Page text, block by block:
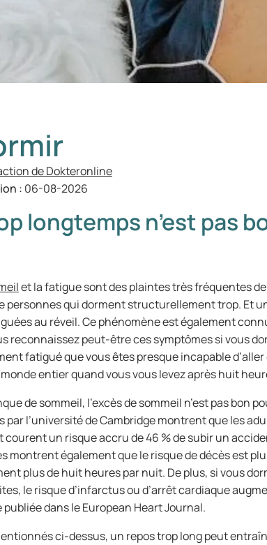
de Dokteronline
: 06-08-2026
longtemps n’est pas
et la fatigue sont des plaintes très fréquentes de
personnes qui dorment structurellement trop. Et
au réveil. Ce phénomène est également
reconnaissez peut-être ces symptômes si vous
fatigué que vous êtes presque incapable d’aller
entier quand vous vous levez après huit
de sommeil, l’excès de sommeil n’est pas bon
par l’université de Cambridge montrent que les
un risque accru de 46 % de subir un
montrent également que le risque de décès est
plus de huit heures par nuit. De plus, si vous
le risque d’infarctus ou d’arrêt cardiaque
publiée dans le European Heart Journal.
ci-dessus, un repos trop long peut